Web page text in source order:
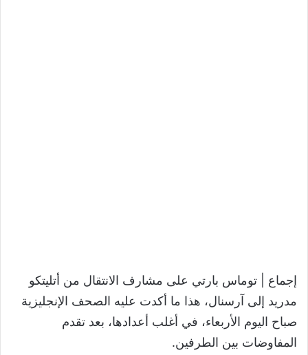
إجماع | توماس بارتي على مشارف الانتقال من أتليتكو
مدريد إلى آرسنال، هذا ما أكدت عليه الصحف الإنجليزية
صباح اليوم الأربعاء، في أغلب أعدادها، بعد تقدم
المفاوضات بين الطرفين.